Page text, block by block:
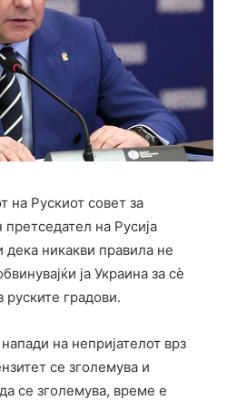
на Рускиот совет за
на Русија
дека никакви правила не
ја Украина за сè
руските градови.
на непријателот врз
се зголемува и
се зголемува, време е